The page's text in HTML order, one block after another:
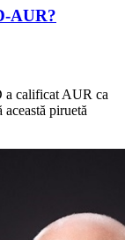
AUR?
a calificat AUR ca
piruetă